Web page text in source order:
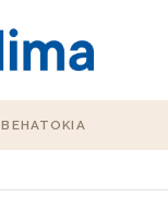
BEHATOKIA